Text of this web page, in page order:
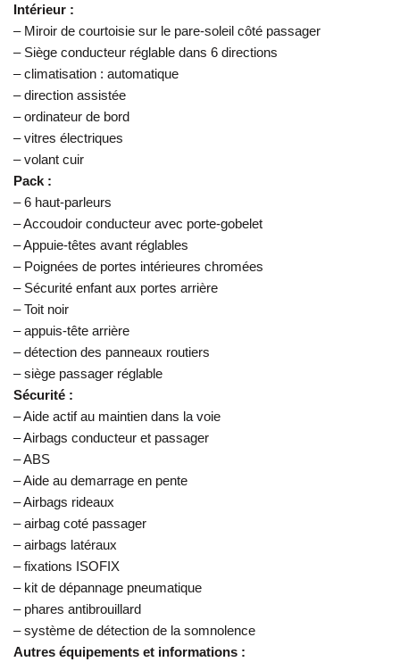
Intérieur :
– Miroir de courtoisie sur le pare-soleil côté passager
– Siège conducteur réglable dans 6 directions
– climatisation : automatique
– direction assistée
– ordinateur de bord
– vitres électriques
– volant cuir
Pack :
– 6 haut-parleurs
– Accoudoir conducteur avec porte-gobelet
– Appuie-têtes avant réglables
– Poignées de portes intérieures chromées
– Sécurité enfant aux portes arrière
– Toit noir
– appuis-tête arrière
– détection des panneaux routiers
– siège passager réglable
Sécurité :
– Aide actif au maintien dans la voie
– Airbags conducteur et passager
– ABS
– Aide au demarrage en pente
– Airbags rideaux
– airbag coté passager
– airbags latéraux
– fixations ISOFIX
– kit de dépannage pneumatique
– phares antibrouillard
– système de détection de la somnolence
Autres équipements et informations :